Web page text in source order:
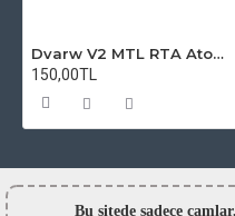
Dvarw V2 MTL RTA Atomizer Camı
150,00TL
Bu sitede sadece camlar,